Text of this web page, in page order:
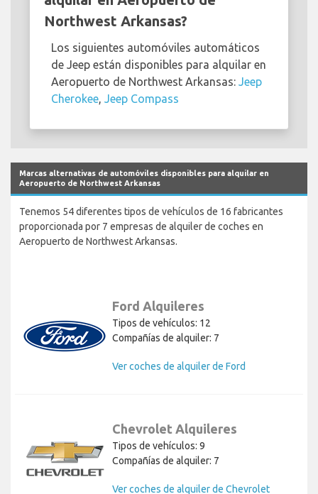
Northwest Arkansas?
Los siguientes automóviles automáticos
de Jeep están disponibles para alquilar en
Aeropuerto de Northwest Arkansas: Jeep
Cherokee, Jeep Compass
Marcas alternativas de automóviles disponibles para alquilar en
Aeropuerto de Northwest Arkansas
Tenemos 54 diferentes tipos de vehículos de 16 fabricantes
proporcionada por 7 empresas de alquiler de coches en
Aeropuerto de Northwest Arkansas.
Ford Alquileres
Tipos de vehículos: 12
Compañías de alquiler: 7
Ver coches de alquiler de Ford
Chevrolet Alquileres
Tipos de vehículos: 9
Compañías de alquiler: 7
Ver coches de alquiler de Chevrolet